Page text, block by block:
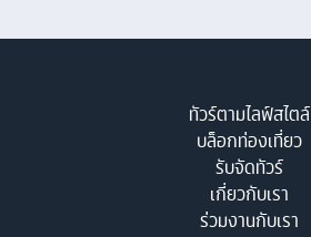
ทัวร์ตามไลฟ์สไตล์
บล็อกท่องเที่ยว
รับจัดทัวร์
เกี่ยวกับเรา
ร่วมงานกับเรา